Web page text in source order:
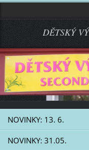
DĚTSKÝ
NOVINKY: 13. 6.
NOVINKY: 31.05.